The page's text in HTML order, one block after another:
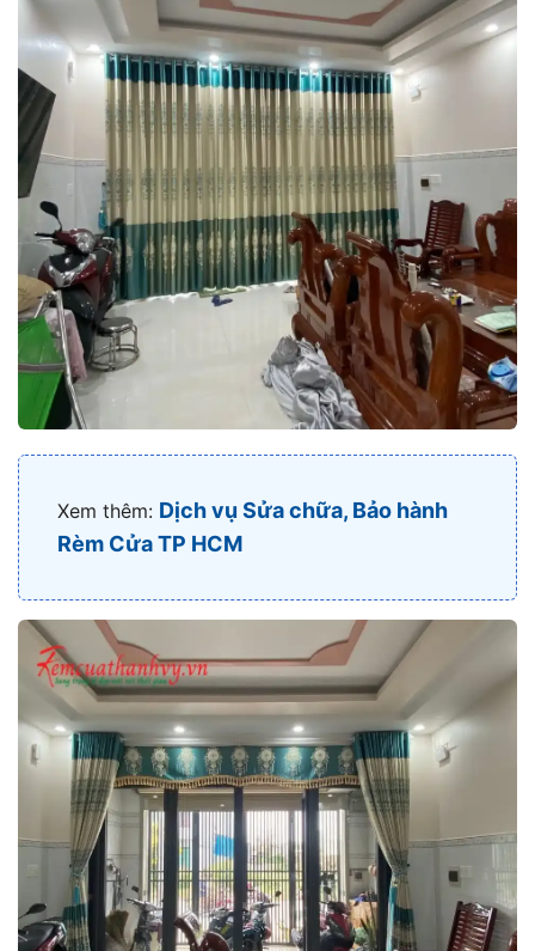
Xem thêm: Dịch vụ Sửa chữa, Bảo hành
Rèm Cửa TP HCM